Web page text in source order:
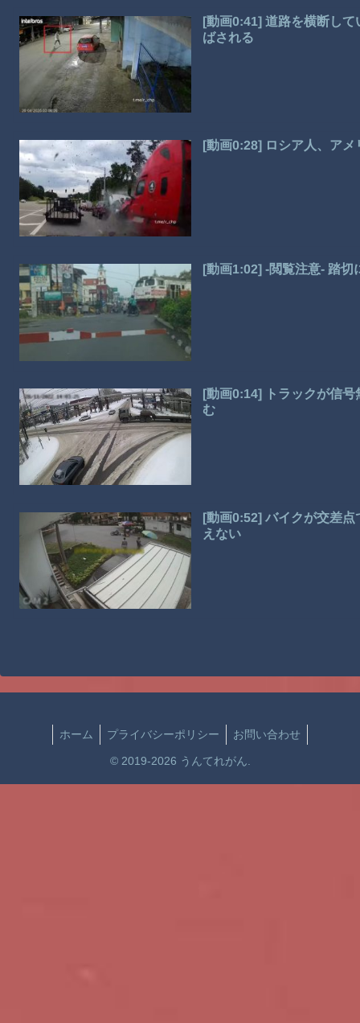
[動画0:41] 道路を横断し
ばされる
[動画0:28] ロシア人、ア
[動画1:02] -閲覧注意- 踏切
[動画0:14] トラックが信
む
[動画0:52] バイクが交差
えない
ホーム プライバシーポリシー お問い合わせ
© 2019-2026 うんてれがん.